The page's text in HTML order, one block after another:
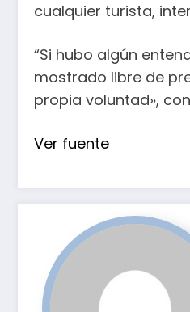
cualquier turista,
“Si hubo algún
mostrado libre de
propia voluntad»,
Ver fuente